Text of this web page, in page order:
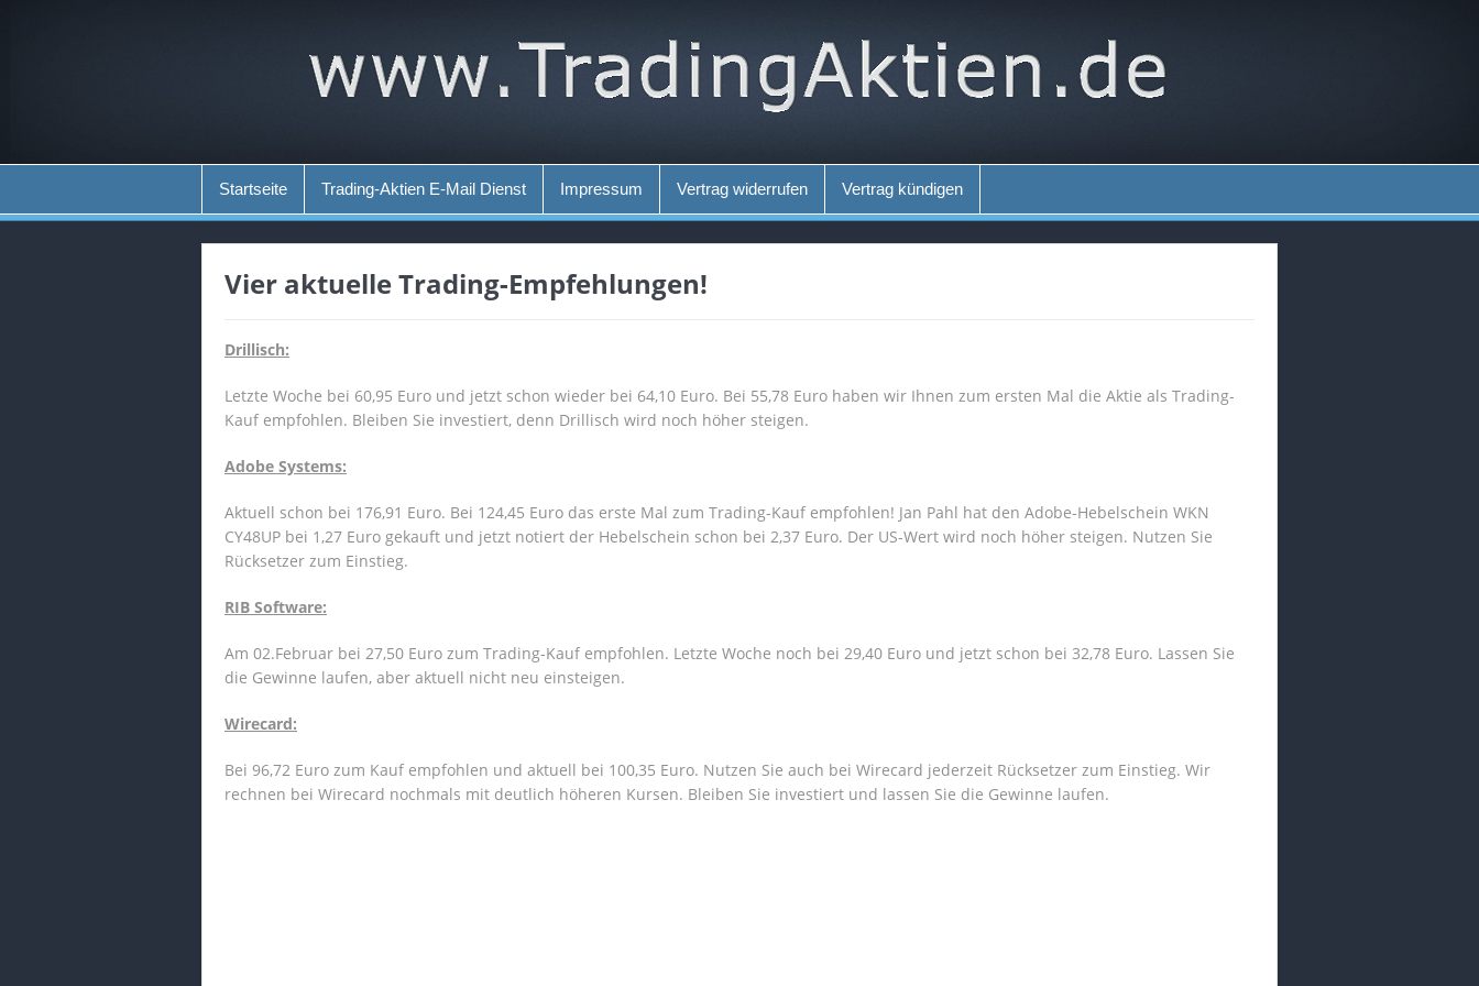
Startseite Trading-Aktien E-Mail Dienst Impressum Vertrag widerrufen Vertrag kündigen
Vier aktuelle Trading-Empfehlungen!
Drillisch:
Letzte Woche bei 60,95 Euro und jetzt schon wieder bei 64,10 Euro. Bei 55,78 Euro haben wir Ihnen zum ersten Mal die Aktie als Trading-
Kauf empfohlen. Bleiben Sie investiert, denn Drillisch wird noch höher steigen.
Adobe Systems:
Aktuell schon bei 176,91 Euro. Bei 124,45 Euro das erste Mal zum Trading-Kauf empfohlen! Jan Pahl hat den Adobe-Hebelschein WKN
CY48UP bei 1,27 Euro gekauft und jetzt notiert der Hebelschein schon bei 2,37 Euro. Der US-Wert wird noch höher steigen. Nutzen Sie
Rücksetzer zum Einstieg.
RIB Software:
Am 02.Februar bei 27,50 Euro zum Trading-Kauf empfohlen. Letzte Woche noch bei 29,40 Euro und jetzt schon bei 32,78 Euro. Lassen Sie
die Gewinne laufen, aber aktuell nicht neu einsteigen.
Wirecard:
Bei 96,72 Euro zum Kauf empfohlen und aktuell bei 100,35 Euro. Nutzen Sie auch bei Wirecard jederzeit Rücksetzer zum Einstieg. Wir
rechnen bei Wirecard nochmals mit deutlich höheren Kursen. Bleiben Sie investiert und lassen Sie die Gewinne laufen.